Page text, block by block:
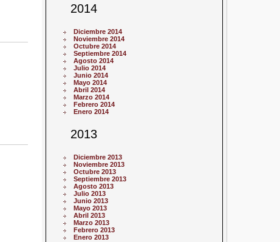
2014
Diciembre 2014
Noviembre 2014
Octubre 2014
Septiembre 2014
Agosto 2014
Julio 2014
Junio 2014
Mayo 2014
Abril 2014
Marzo 2014
Febrero 2014
Enero 2014
2013
Diciembre 2013
Noviembre 2013
Octubre 2013
Septiembre 2013
Agosto 2013
Julio 2013
Junio 2013
Mayo 2013
Abril 2013
Marzo 2013
Febrero 2013
Enero 2013